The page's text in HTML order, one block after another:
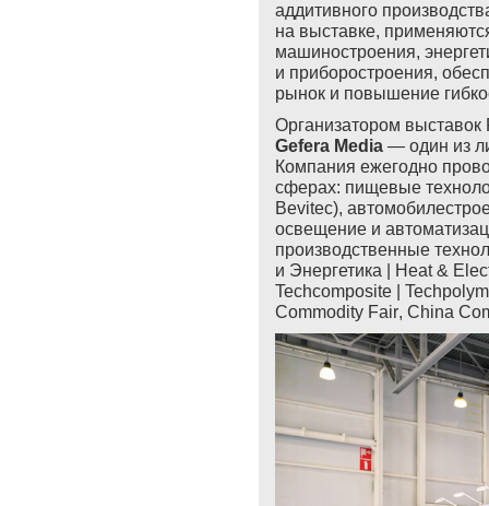
аддитивного
на выставке,
машиностроения,
и приборостроения,
рынок и повышение
Организатором
Gefera Media — один из
Компания ежегодно
сферах: пищевые
Bevitec),
освещение и
производственные
и Энергетика | Heat &
Techcomposite |
Commodity Fair, China